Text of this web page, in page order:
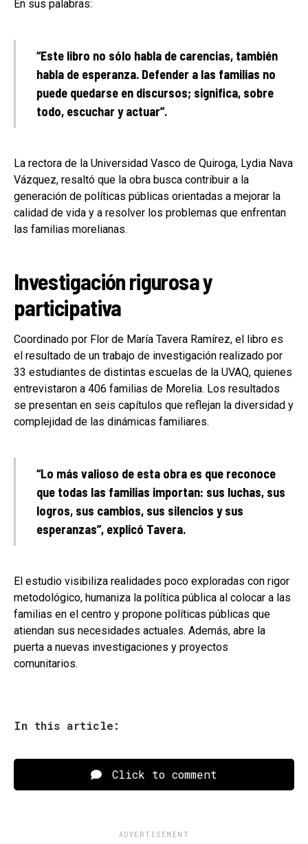
En sus palabras:
“Este libro no sólo habla de carencias, también
habla de esperanza. Defender a las familias no
puede quedarse en discursos; significa, sobre
todo, escuchar y actuar”.
La rectora de la Universidad Vasco de Quiroga, Lydia Nava
Vázquez, resaltó que la obra busca contribuir a la
generación de políticas públicas orientadas a mejorar la
calidad de vida y a resolver los problemas que enfrentan
las familias morelianas.
Investigación rigurosa y
participativa
Coordinado por Flor de María Tavera Ramírez, el libro es
el resultado de un trabajo de investigación realizado por
33 estudiantes de distintas escuelas de la UVAQ, quienes
entrevistaron a 406 familias de Morelia. Los resultados
se presentan en seis capítulos que reflejan la diversidad y
complejidad de las dinámicas familiares.
“Lo más valioso de esta obra es que reconoce
que todas las familias importan: sus luchas, sus
logros, sus cambios, sus silencios y sus
esperanzas”, explicó Tavera.
El estudio visibiliza realidades poco exploradas con rigor
metodológico, humaniza la política pública al colocar a las
familias en el centro y propone políticas públicas que
atiendan sus necesidades actuales. Además, abre la
puerta a nuevas investigaciones y proyectos
comunitarios.
In this article:
Click to comment
ADVERTISEMENT